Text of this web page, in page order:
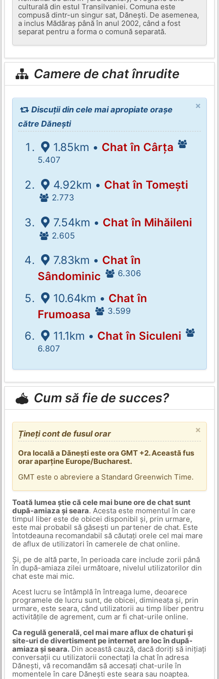
culturală din estul Transilvaniei. Comuna este
compusă dintr-un singur sat, Dănești. De asemenea,
a inclus Mădăraș până în anul 2002, când a fost
separat pentru a forma o comună separată.
Camere de chat înrudite
×
Discuții din cele mai apropiate orașe
către Dănești
1.85km • Chat în Cârța
5.407
4.92km • Chat în Tomești
2.773
7.54km • Chat în Mihăileni
2.605
7.83km • Chat în
Sândominic
6.306
10.64km • Chat în
Frumoasa
3.599
11.1km • Chat în Siculeni
6.807
Cum să fie de succes?
×
Țineți cont de fusul orar
Ora locală a Dănești este ora GMT +2. Această fus
orar aparține Europe/Bucharest.
GMT este o abreviere a Standard Greenwich Time.
Toată lumea știe că cele mai bune ore de chat sunt
după-amiaza și seara. Acesta este momentul în care
timpul liber este de obicei disponibil și, prin urmare,
este mai probabil să găsești un partener de chat. Este
întotdeauna recomandabil să căutați orele cel mai mare
de aflux de utilizatori în camerele de chat online.
Și, pe de altă parte, în perioada care include zorii până
în după-amiaza zilei următoare, nivelul utilizatorilor din
chat este mai mic.
Acest lucru se întâmplă în întreaga lume, deoarece
programele de lucru sunt, de obicei, dimineața și, prin
urmare, este seara, când utilizatorii au timp liber pentru
activitățile de agrement, cum ar fi chat-urile online.
Ca regulă generală, cel mai mare aflux de chaturi și
site-uri de divertisment pe internet are loc în după-
amiaza și seara.Din această cauză, dacă doriți să inițiați
conversații cu utilizatorii conectați la chat în adresa
Dănești, vă recomandăm să accesați chat-urile în
momentele în care Dănești este seara sau noaptea.